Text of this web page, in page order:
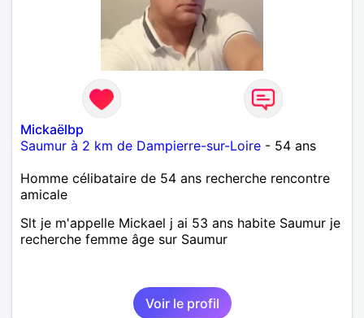
Mickaëlbp
Saumur à 2 km de Dampierre-sur-Loire - 54 ans
Homme célibataire de 54 ans recherche rencontre
amicale
Slt je m'appelle Mickael j ai 53 ans habite Saumur je
recherche femme âge sur Saumur
Voir le profil